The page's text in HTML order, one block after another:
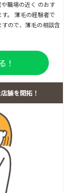
職場の近く のおす
。 薄毛の経験者で
ので、薄毛の相談含
！
舗を開拓！